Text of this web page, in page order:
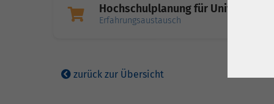
Hochschulplanung für Universitäten
Erfahrungsaustausch
zurück zur Übersicht